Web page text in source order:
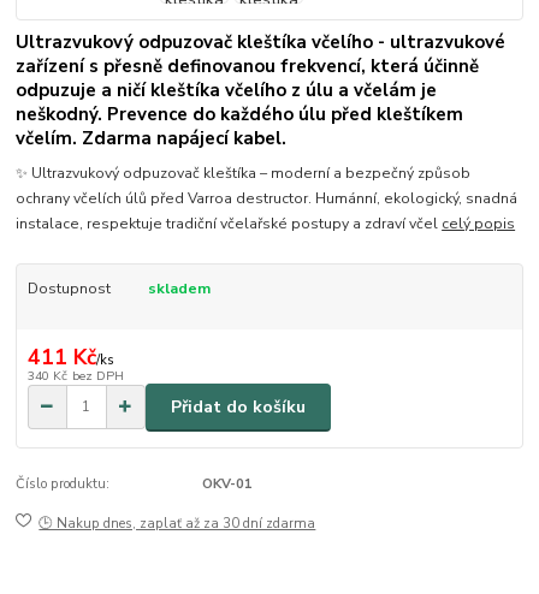
Ultrazvukový odpuzovač kleštíka včelího - ultrazvukové
zařízení s přesně definovanou frekvencí, která účinně
odpuzuje a ničí kleštíka včelího z úlu a včelám je
neškodný. Prevence do každého úlu před kleštíkem
včelím. Zdarma napájecí kabel.
✨ Ultrazvukový odpuzovač kleštíka – moderní a bezpečný způsob
ochrany včelích úlů před Varroa destructor. Humánní, ekologický, snadná
instalace, respektuje tradiční včelařské postupy a zdraví včel celý popis
Dostupnost skladem
411 Kč/ks
340 Kč bez DPH
Přidat do košíku
Číslo produktu: OKV-01
🕒 Nakup dnes, zaplať až za 30 dní zdarma